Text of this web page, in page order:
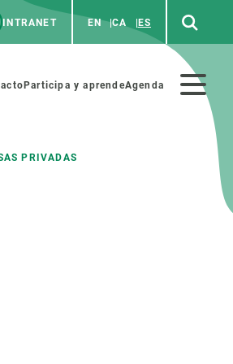
INTRANET EN CA ES
Participa y aprendeAgenda
PRIVADAS